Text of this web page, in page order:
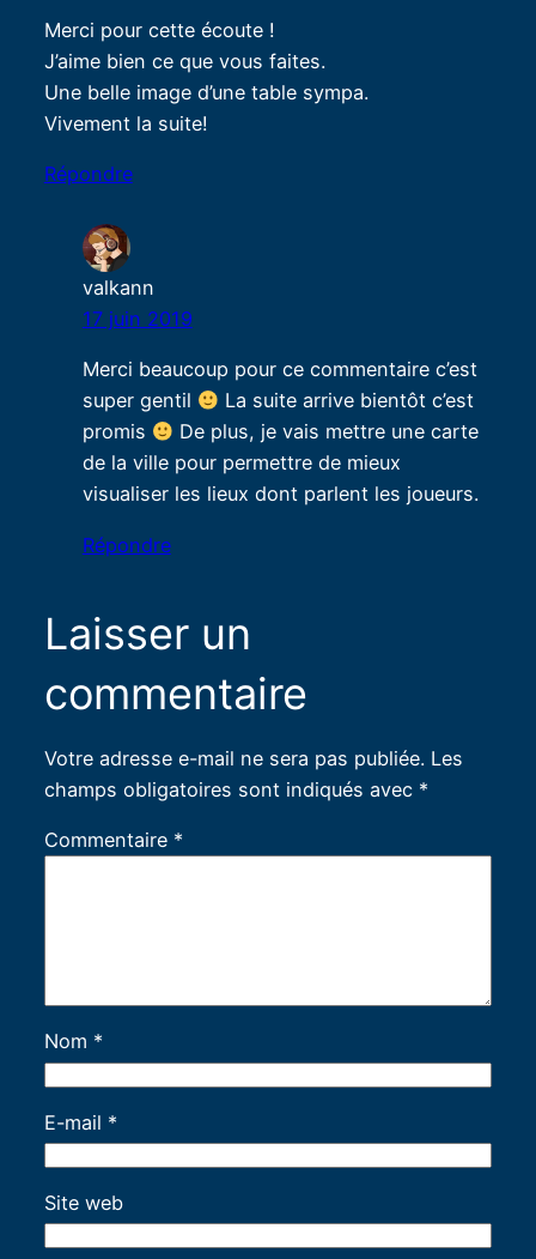
Merci pour cette écoute !
J’aime bien ce que vous faites.
Une belle image d’une table sympa.
Vivement la suite!
Répondre
valkann
17 juin 2019
Merci beaucoup pour ce commentaire c’est
super gentil
La suite arrive bientôt c’est
promis
De plus, je vais mettre une carte
de la ville pour permettre de mieux
visualiser les lieux dont parlent les joueurs.
Répondre
Laisser un
commentaire
Votre adresse e-mail ne sera pas publiée. Les
champs obligatoires sont indiqués avec *
Commentaire *
Nom *
E-mail *
Site web